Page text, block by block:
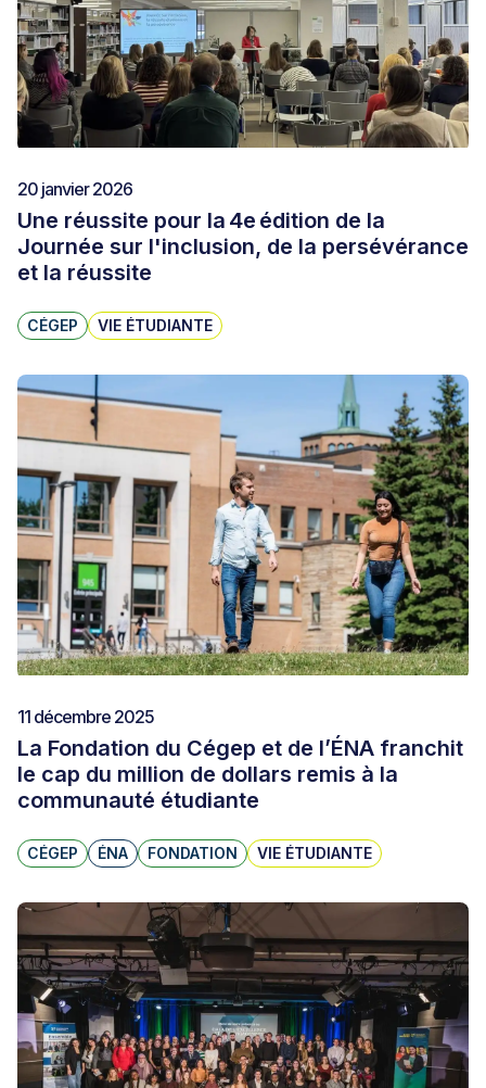
20 janvier 2026
Une réussite pour la 4e édition de la
Journée sur l'inclusion, de la persévérance
et la réussite
CÉGEP VIE ÉTUDIANTE
11 décembre 2025
La Fondation du Cégep et de l’ÉNA franchit
le cap du million de dollars remis à la
communauté étudiante
CÉGEP ÉNA FONDATION VIE ÉTUDIANTE